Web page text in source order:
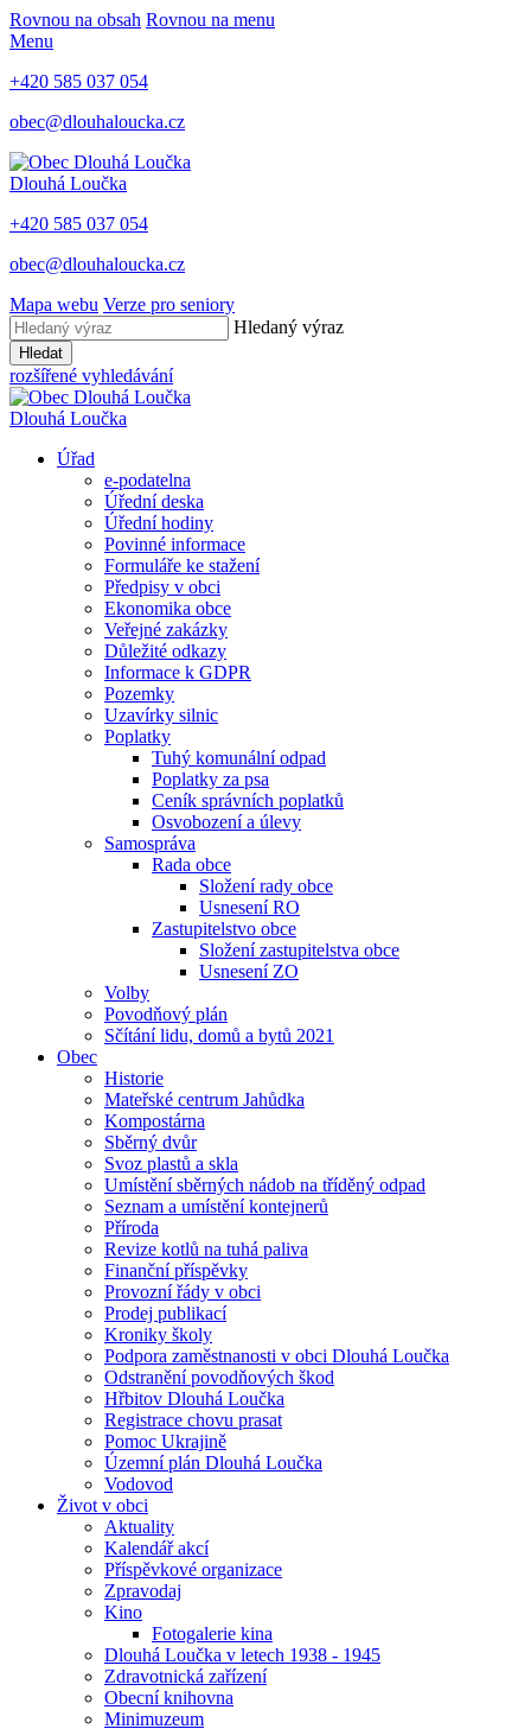
Rovnou na obsah Rovnou na menu
Menu
+420 585 037 054
obec@dlouhaloucka.cz
Dlouhá Loučka
+420 585 037 054
obec@dlouhaloucka.cz
Mapa webu Verze pro seniory
Hledaný výraz
Hledat
rozšířené vyhledávání
Dlouhá Loučka
Úřad
e-podatelna
Úřední deska
Úřední hodiny
Povinné informace
Formuláře ke stažení
Předpisy v obci
Ekonomika obce
Veřejné zakázky
Důležité odkazy
Informace k GDPR
Pozemky
Uzavírky silnic
Poplatky
Tuhý komunální odpad
Poplatky za psa
Ceník správních poplatků
Osvobození a úlevy
Samospráva
Rada obce
Složení rady obce
Usnesení RO
Zastupitelstvo obce
Složení zastupitelstva obce
Usnesení ZO
Volby
Povodňový plán
Sčítání lidu, domů a bytů 2021
Obec
Historie
Mateřské centrum Jahůdka
Kompostárna
Sběrný dvůr
Svoz plastů a skla
Umístění sběrných nádob na tříděný odpad
Seznam a umístění kontejnerů
Příroda
Revize kotlů na tuhá paliva
Finanční příspěvky
Provozní řády v obci
Prodej publikací
Kroniky školy
Podpora zaměstnanosti v obci Dlouhá Loučka
Odstranění povodňových škod
Hřbitov Dlouhá Loučka
Registrace chovu prasat
Pomoc Ukrajině
Územní plán Dlouhá Loučka
Vodovod
Život v obci
Aktuality
Kalendář akcí
Příspěvkové organizace
Zpravodaj
Kino
Fotogalerie kina
Dlouhá Loučka v letech 1938 - 1945
Zdravotnická zařízení
Obecní knihovna
Minimuzeum